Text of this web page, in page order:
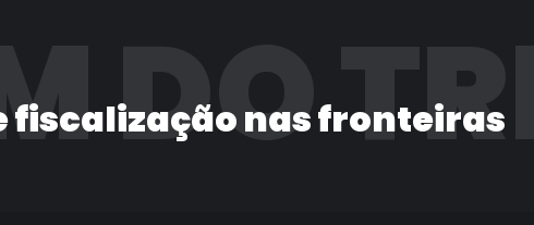
DO
fiscalização nas fronteiras